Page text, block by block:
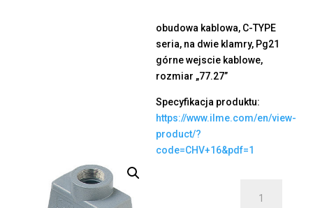
obudowa kablowa, C-TYPE
seria, na dwie klamry, Pg21
górne wejscie kablowe,
rozmiar „77.27”
Specyfikacja produktu:
https://www.ilme.com/en/view-
product/?
code=CHV+16&pdf=1